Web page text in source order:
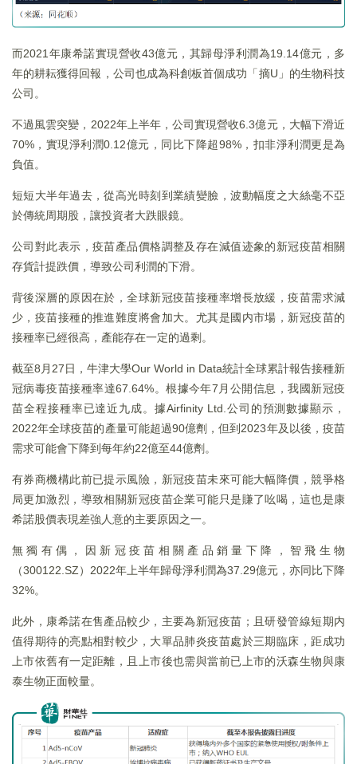
而2021年康希諾實現營收43億元，其歸母淨利潤為19.14億元，多
年的耕耘獲得回報，公司也成為科創板首個成功「摘U」的生物科技
公司。
不過風雲突變，2022年上半年，公司實現營收6.3億元，大幅下滑近
70%，實現淨利潤0.12億元，同比下降超98%，扣非淨利潤更是為
負值。
短短大半年過去，從高光時刻到業績變臉，波動幅度之大絲毫不亞
於傳統周期股，讓投資者大跌眼鏡。
公司對此表示，疫苗產品價格調整及存在減值迹象的新冠疫苗相關
存貨計提跌價，導致公司利潤的下滑。
背後深層的原因在於，全球新冠疫苗接種率增長放緩，疫苗需求減
少，疫苗接種的推進難度將會加大。尤其是國内市場，新冠疫苗的
接種率已經很高，產能存在一定的過剩。
截至8月27日，牛津大學Our World in Data統計全球累計報告接種新
冠病毒疫苗接種率達67.64%。根據今年7月公開信息，我國新冠疫
苗全程接種率已達近九成。據Airfinity Ltd.公司的預測數據顯示，
2022年全球疫苗的產量可能超過90億劑，但到2023年及以後，疫苗
需求可能會下降到每年約22億至44億劑。
有券商機構此前已提示風險，新冠疫苗未來可能大幅降價，競爭格
局更加激烈，導致相關新冠疫苗企業可能只是賺了吆喝，這也是康
希諾股價表現差強人意的主要原因之一。
無獨有偶，因新冠疫苗相關產品銷量下降，智飛生物
（300122.SZ）2022年上半年歸母淨利潤為37.29億元，亦同比下降
32%。
此外，康希諾在售產品較少，主要為新冠疫苗；且研發管線短期内
值得期待的亮點相對較少，大單品肺炎疫苗處於三期臨床，距成功
上市依舊有一定距離，且上市後也需與當前已上市的沃森生物與康
泰生物正面較量。